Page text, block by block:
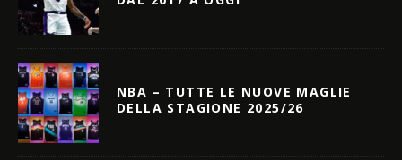
NBA – TUTTE LE NUOVE MAGLIE
DELLA STAGIONE 2025/26